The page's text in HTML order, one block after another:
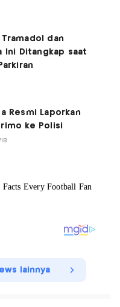
dan
Ini Ditangkap saat
Resmi Laporkan
ke Polisi
lainnya